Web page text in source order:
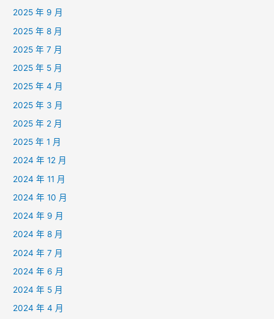
2025 年 9 月
2025 年 8 月
2025 年 7 月
2025 年 5 月
2025 年 4 月
2025 年 3 月
2025 年 2 月
2025 年 1 月
2024 年 12 月
2024 年 11 月
2024 年 10 月
2024 年 9 月
2024 年 8 月
2024 年 7 月
2024 年 6 月
2024 年 5 月
2024 年 4 月